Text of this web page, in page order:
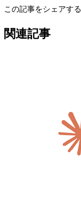
この記事をシェアする
関連記事